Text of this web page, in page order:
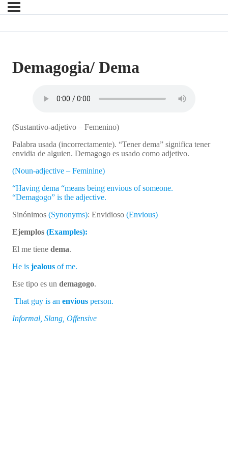
Demagogia/ Dema
(Sustantivo-adjetivo – Femenino)
Palabra usada (incorrectamente). “Tener dema” significa tener
envidia de alguien. Demagogo es usado como adjetivo.
(Noun-adjective – Feminine)
“Having dema “means being envious of someone.
“Demagogo” is the adjective.
Sinónimos (Synonyms): Envidioso (Envious)
Ejemplos (Examples):
El me tiene dema.
He is jealous of me.
Ese tipo es un demagogo.
That guy is an envious person.
Informal, Slang, Offensive